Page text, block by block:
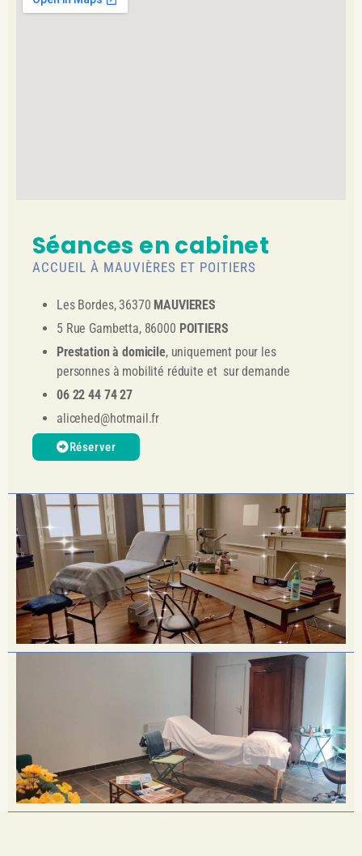
Séances en cabinet
ACCUEIL À MAUVIÈRES ET POITIERS
Les Bordes, 36370 MAUVIERES
5 Rue Gambetta, 86000 POITIERS
Prestation à domicile, uniquement pour les
personnes à mobilité réduite et sur demande
06 22 44 74 27
alicehed@hotmail.fr
Réserver